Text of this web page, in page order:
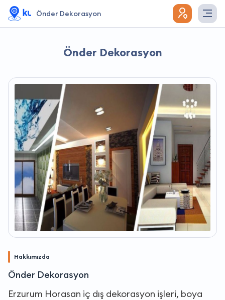
Önder Dekorasyon
Önder Dekorasyon
Hakkımızda
Önder Dekorasyon
Erzurum Horasan iç dış dekorasyon işleri, boya